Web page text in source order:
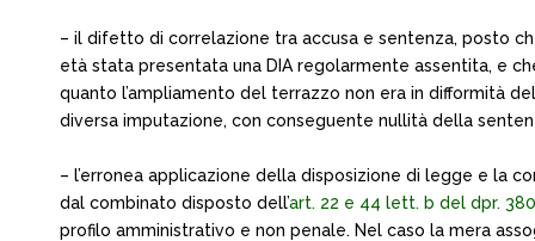
– il difetto di correlazione tra accusa e sentenza, posto
età stata presentata una DIA regolarmente assentita, e
quanto l’ampliamento del terrazzo non era in difformità
diversa imputazione, con conseguente nullità della
– l’erronea applicazione della disposizione di legge e la
dal combinato disposto dell’art. 22 e 44 lett. b del dpr.
profilo amministrativo e non penale. Nel caso la mera